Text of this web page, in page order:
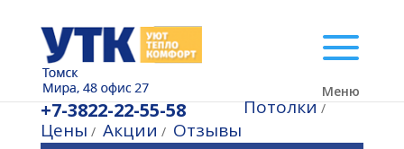
+7-3822-22-55-58 Потолки /
Цены / Акции / Отзывы
Меню